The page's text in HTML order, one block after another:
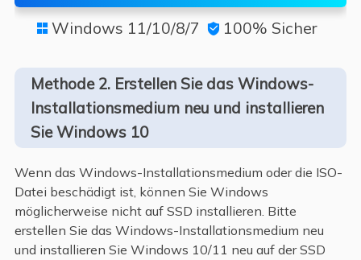
 Windows 11/10/8/7  100% Sicher
Methode 2. Erstellen Sie das Windows-
Installationsmedium neu und installieren
Sie Windows 10
Wenn das Windows-Installationsmedium oder die ISO-
Datei beschädigt ist, können Sie Windows
möglicherweise nicht auf SSD installieren. Bitte
erstellen Sie das Windows-Installationsmedium neu
und installieren Sie Windows 10/11 neu auf der SSD